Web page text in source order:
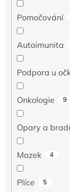
Pomočování
Autoimunita
Podpora u
Onkologie 9
Opary a
Mozek 4
Plíce 5